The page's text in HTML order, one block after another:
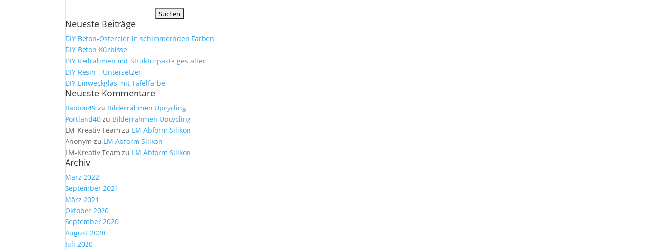
nach:
Neueste Beiträge
DIY Beton-Ostereier in schimmernden Farben
DIY Beton Kürbisse
DIY Keilrahmen mit Strukturpaste gestalten
DIY Resin – Untersetzer
DIY Einweckglas mit Tafelfarbe
Neueste Kommentare
Baotou49 zu Bilderrahmen Upcycling
Portland40 zu Bilderrahmen Upcycling
LM-Kreativ Team zu LM Abform Silikon
Anonym zu LM Abform Silikon
LM-Kreativ Team zu LM Abform Silikon
Archiv
März 2022
September 2021
März 2021
Oktober 2020
September 2020
August 2020
Juli 2020